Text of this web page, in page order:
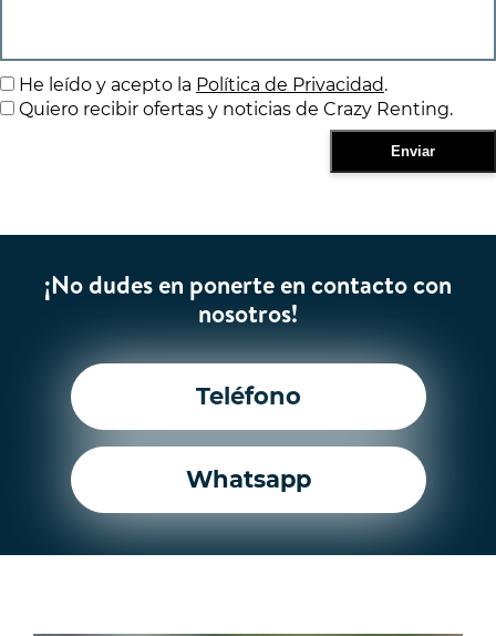
He leído y acepto la Política de Privacidad.
Quiero recibir ofertas y noticias de Crazy Renting.
¡No dudes en ponerte en contacto con
nosotros!
Teléfono
Whatsapp